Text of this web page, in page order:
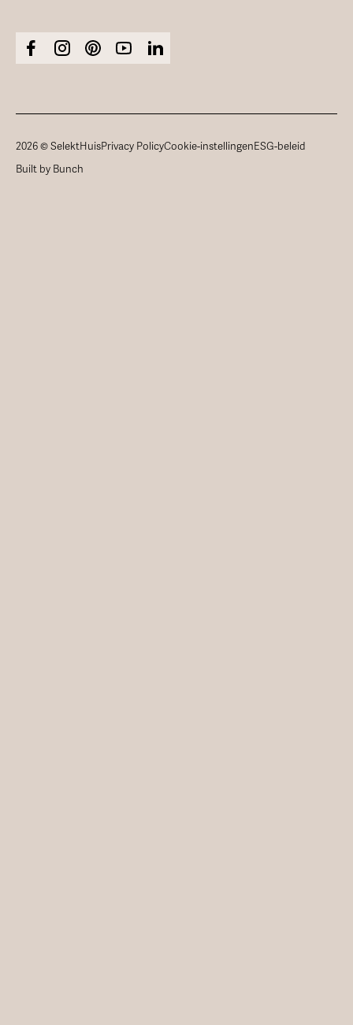
2026 © SelektHuisPrivacy PolicyCookie-instellingenESG-beleid
Built by Bunch